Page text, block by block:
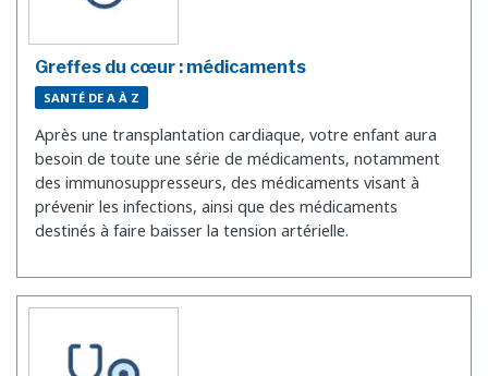
Greffes du cœur : médicaments
SANTÉ DE A À Z
Après une transplantation cardiaque, votre enfant aura
besoin de toute une série de médicaments, notamment
des immunosuppresseurs, des médicaments visant à
prévenir les infections, ainsi que des médicaments
destinés à faire baisser la tension artérielle.